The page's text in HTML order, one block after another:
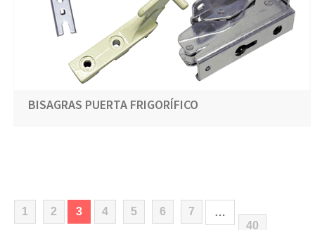
BISAGRAS PUERTA FRIGORÍFICO
1 2 3(current)
4 5 6 7
…
40